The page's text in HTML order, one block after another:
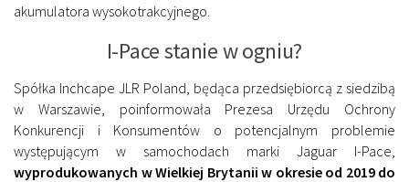
akumulatora wysokotrakcyjnego.
I-Pace stanie w ogniu?
Spółka Inchcape JLR Poland, będąca przedsiębiorcą z siedzibą
w Warszawie, poinformowała Prezesa Urzędu Ochrony
Konkurencji i Konsumentów o potencjalnym problemie
występującym w samochodach marki Jaguar I-Pace,
wyprodukowanych w Wielkiej Brytanii w okresie od 2019 do